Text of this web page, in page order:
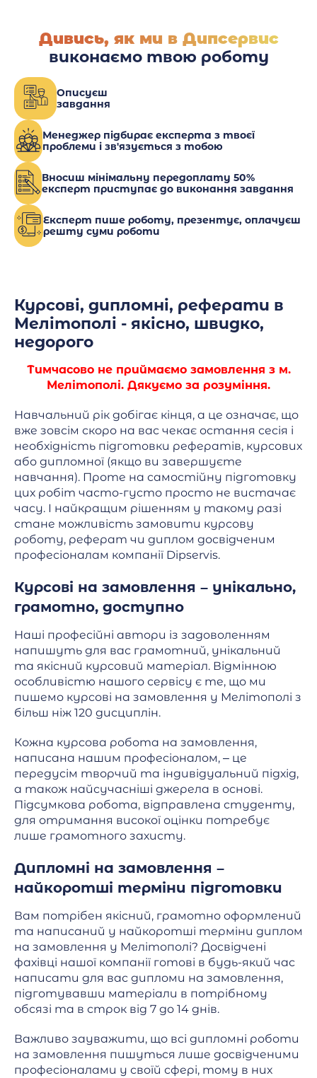
Дивись, як ми в Дипсервис
виконаємо твою роботу
Описуєш
завдання
Менеджер підбирає експерта з твоєї
проблеми і зв'язується з тобою
Вносиш мінімальну передоплату 50%
експерт приступає до виконання завдання
Експерт пише роботу, презентує, оплачуєш
решту суми роботи
Курсові, дипломні, реферати в
Мелітополі - якісно, швидко,
недорого
Тимчасово не приймаємо замовлення з м.
Мелітополі. Дякуємо за розуміння.
Навчальний рік добігає кінця, а це означає, що
вже зовсім скоро на вас чекає остання сесія і
необхідність підготовки рефератів, курсових
або дипломної (якщо ви завершуєте
навчання). Проте на самостійну підготовку
цих робіт часто-густо просто не вистачає
часу. І найкращим рішенням у такому разі
стане можливість замовити курсову
роботу, реферат чи диплом досвідченим
професіоналам компанії Dipservis.
Курсові на замовлення – унікально,
грамотно, доступно
Наші професійні автори із задоволенням
напишуть для вас грамотний, унікальний
та якісний курсовий матеріал. Відмінною
особливістю нашого сервісу є те, що ми
пишемо курсові на замовлення у Мелітополі з
більш ніж 120 дисциплін.
Кожна курсова робота на замовлення,
написана нашим професіоналом, – це
передусім творчий та індивідуальний підхід,
а також найсучасніші джерела в основі.
Підсумкова робота, відправлена студенту,
для отримання високої оцінки потребує
лише грамотного захисту.
Дипломні на замовлення –
найкоротші терміни підготовки
Вам потрібен якісний, грамотно оформлений
та написаний у найкоротші терміни диплом
на замовлення у Мелітополі? Досвідчені
фахівці нашої компанії готові в будь-який час
написати для вас дипломи на замовлення,
підготувавши матеріали в потрібному
обсязі та в строк від 7 до 14 днів.
Важливо зауважити, що всі дипломні роботи
на замовлення пишуться лише досвідченими
професіоналами у своїй сфері, тому в них